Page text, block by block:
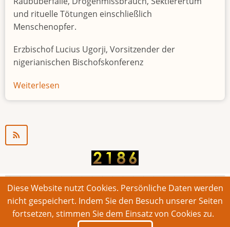
und rituelle Tötungen einschließlich
Menschenopfer.
Erzbischof Lucius Ugorji, Vorsitzender der
nigerianischen Bischofskonferenz
Weiterlesen
Jugendarbeitslosigkeit
© 2026 Bonner Aufruf. Alle Rechte vorbehalten.
Footer
Impressum Kontakt Intern
Diese Website nutzt Cookies. Persönliche Daten werden
nicht gespeichert. Indem Sie den Besuch unserer Seiten
fortsetzen, stimmen Sie dem Einsatz von Cookies zu.